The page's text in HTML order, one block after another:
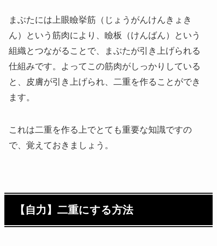
まぶたには上眼瞼挙筋（じょうがんけんきょき
ん）という筋肉により、瞼板（けんばん）という
組織とつながることで、まぶたが引き上げられる
仕組みです。よってこの筋肉がしっかりしている
と、皮膚が引き上げられ、二重を作ることができ
ます。
これは二重を作る上でとても重要な知識ですの
で、覚えておきましょう。
【自力】二重にする方法